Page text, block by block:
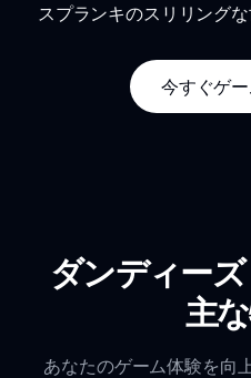
スプランキのスリリング
今すぐゲ
ダンディー
主
あなたのゲーム体験を向